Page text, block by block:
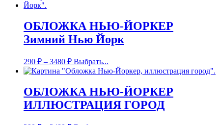
ОБЛОЖКА НЬЮ-ЙОРКЕР
Зимний Нью Йорк
290 ₽ – 3480 ₽ Выбрать...
ОБЛОЖКА НЬЮ-ЙОРКЕР
ИЛЛЮСТРАЦИЯ ГОРОД